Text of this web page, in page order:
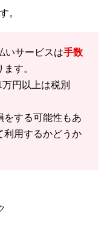
。
いサービスは手数
す。
円以上は税別
をする可能性もあ
利用するかどうか